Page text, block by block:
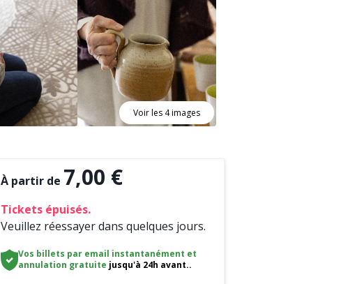
Voir les 4 images
À partir de 7,00 €
Tickets épuisés.
Veuillez réessayer dans quelques jours.
Vos billets par email instantanément et
annulation gratuite jusqu'à 24h avant..